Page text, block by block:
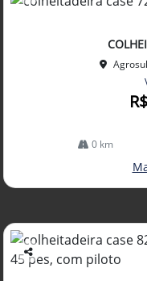
Co
0 km
Co